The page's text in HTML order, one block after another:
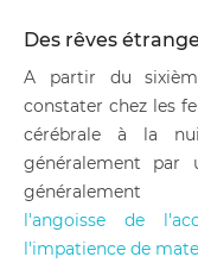
Des rêves
A partir du
constater chez les
cérébrale à la
généralement par
l'angoisse de
l'impatience de